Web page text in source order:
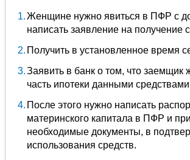
Женщине нужно явиться в ПФР с
написать заявление на получение
Получить в установленное время
Заявить в банк о том, что заемщик
часть ипотеки данными
После этого нужно написать
материнского капитала в ПФР и
необходимые документы, в
использования средств.